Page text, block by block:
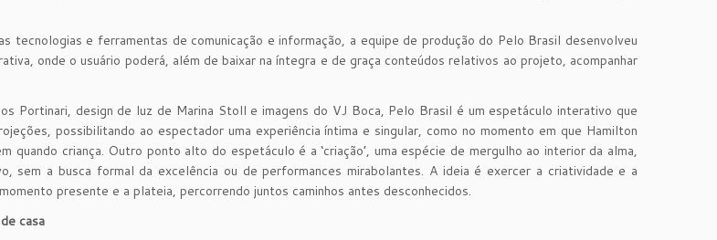
tecnologias e ferramentas de comunicação e informação, a equipe de produção do Pelo Brasil desenvolveu
onde o usuário poderá, além de baixar na íntegra e de graça conteúdos relativos ao projeto, acompanhar
Portinari, design de luz de Marina Stoll e imagens do VJ Boca, Pelo Brasil é um espetáculo interativo que
possibilitando ao espectador uma experiência íntima e singular, como no momento em que Hamilton
quando criança. Outro ponto alto do espetáculo é a ‘criação’, uma espécie de mergulho ao interior da alma,
sem a busca formal da excelência ou de performances mirabolantes. A ideia é exercer a criatividade e a
presente e a plateia, percorrendo juntos caminhos antes desconhecidos.
casa